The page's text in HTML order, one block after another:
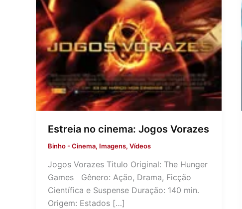
Estreia no cinema: Jogos Vorazes
Binho-Cinema, Imagens, Vídeos
Jogos Vorazes Titulo Original: The Hunger
Games Gênero: Ação, Drama, Ficção
Científica e Suspense Duração: 140 min.
Origem: Estados […]